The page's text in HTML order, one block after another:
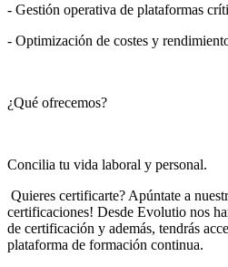
- Gestión operativa de plataformas
- Optimización de costes y
¿Qué ofrecemos?
Concilia tu vida laboral y personal.
Quieres certificarte? Apúntate a
certificaciones! Desde Evolutio nos
de certificación y además, tendrás
plataforma de formación continua.